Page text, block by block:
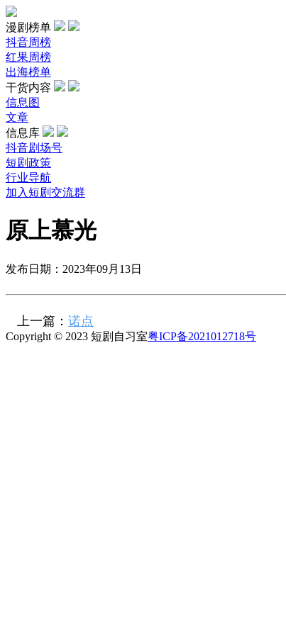
漫剧榜单
抖音周榜
红果周榜
出海榜单
干货内容
信息图
文章
信息库
抖音剧场号
短剧政策
行业导航
加入短剧交流群
原上慕光
发布日期：2023年09月13日
上一篇： 诺点
Copyright © 2023 短剧自习室粤ICP备2021012718号